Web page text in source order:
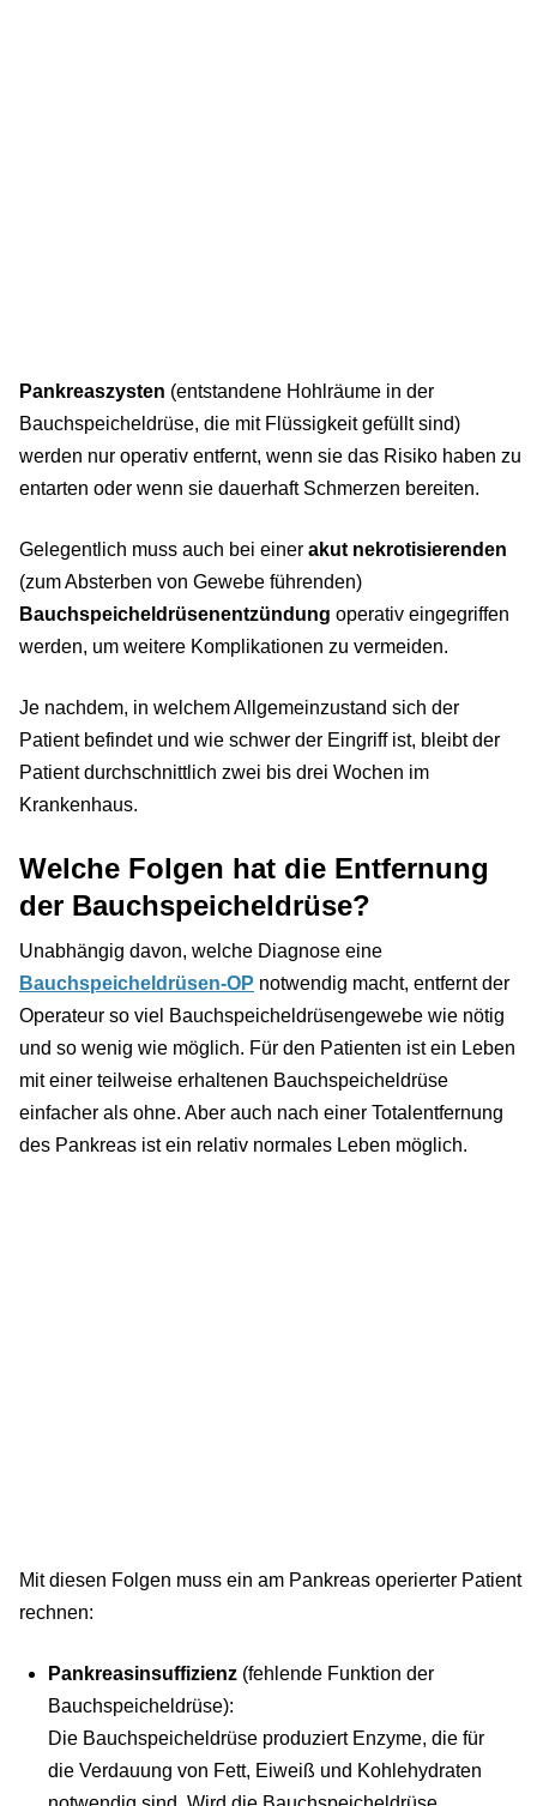
Pankreaszysten (entstandene Hohlräume in der
Bauchspeicheldrüse, die mit Flüssigkeit gefüllt sind)
werden nur operativ entfernt, wenn sie das Risiko haben zu
entarten oder wenn sie dauerhaft Schmerzen bereiten.
Gelegentlich muss auch bei einer akut nekrotisierenden
(zum Absterben von Gewebe führenden)
Bauchspeicheldrüsenentzündung operativ eingegriffen
werden, um weitere Komplikationen zu vermeiden.
Je nachdem, in welchem Allgemeinzustand sich der
Patient befindet und wie schwer der Eingriff ist, bleibt der
Patient durchschnittlich zwei bis drei Wochen im
Krankenhaus.
Welche Folgen hat die Entfernung
der Bauchspeicheldrüse?
Unabhängig davon, welche Diagnose eine
Bauchspeicheldrüsen-OP notwendig macht, entfernt der
Operateur so viel Bauchspeicheldrüsengewebe wie nötig
und so wenig wie möglich. Für den Patienten ist ein Leben
mit einer teilweise erhaltenen Bauchspeicheldrüse
einfacher als ohne. Aber auch nach einer Totalentfernung
des Pankreas ist ein relativ normales Leben möglich.
Mit diesen Folgen muss ein am Pankreas operierter Patient
rechnen:
Pankreasinsuffizienz (fehlende Funktion der
Bauchspeicheldrüse):
Die Bauchspeicheldrüse produziert Enzyme, die für
die Verdauung von Fett, Eiweiß und Kohlehydraten